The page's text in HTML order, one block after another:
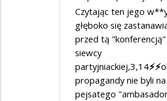
Czytając ten jego
głęboko się
przed tą "konferencją"
siewcy
partyjniackiej,3,14⚡️⚡️
propagandy nie byli
pejsatego